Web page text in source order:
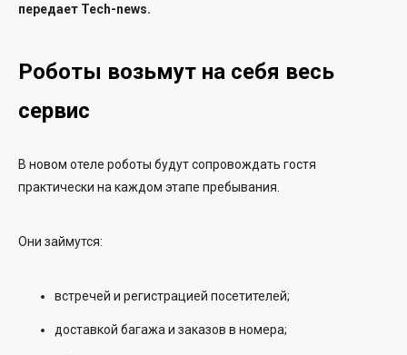
передает Tech-news.
Роботы возьмут на себя весь
сервис
В новом отеле роботы будут сопровождать гостя
практически на каждом этапе пребывания.
Они займутся:
встречей и регистрацией посетителей;
доставкой багажа и заказов в номера;